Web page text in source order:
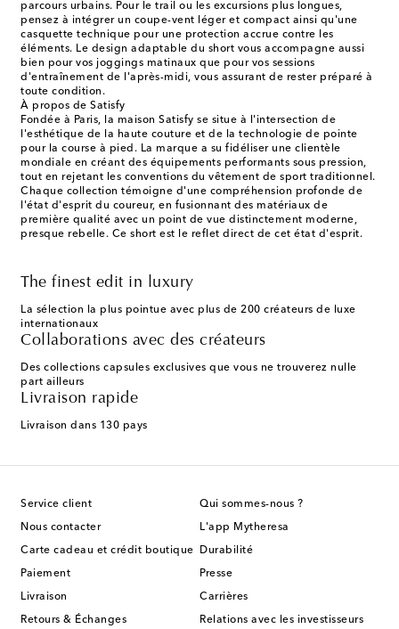
parcours urbains. Pour le trail ou les excursions plus longues,
pensez à intégrer un coupe-vent léger et compact ainsi qu'une
casquette technique pour une protection accrue contre les
éléments. Le design adaptable du short vous accompagne aussi
bien pour vos joggings matinaux que pour vos sessions
d'entraînement de l'après-midi, vous assurant de rester préparé à
toute condition.
À propos de Satisfy
Fondée à Paris, la maison Satisfy se situe à l'intersection de
l'esthétique de la haute couture et de la technologie de pointe
pour la course à pied. La marque a su fidéliser une clientèle
mondiale en créant des équipements performants sous pression,
tout en rejetant les conventions du vêtement de sport traditionnel.
Chaque collection témoigne d'une compréhension profonde de
l'état d'esprit du coureur, en fusionnant des matériaux de
première qualité avec un point de vue distinctement moderne,
presque rebelle. Ce short est le reflet direct de cet état d'esprit.
The finest edit in luxury
La sélection la plus pointue avec plus de 200 créateurs de luxe
internationaux
Collaborations avec des créateurs
Des collections capsules exclusives que vous ne trouverez nulle
part ailleurs
Livraison rapide
Livraison dans 130 pays
Service client
Nous contacter
Carte cadeau et crédit boutique
Paiement
Livraison
Retours & Échanges
Qui sommes-nous ?
L'app Mytheresa
Durabilité
Presse
Carrières
Relations avec les investisseurs